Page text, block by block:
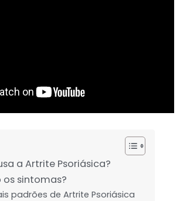
a Artrite Psoriásica?
os sintomas?
padrões de Artrite Psoriásica